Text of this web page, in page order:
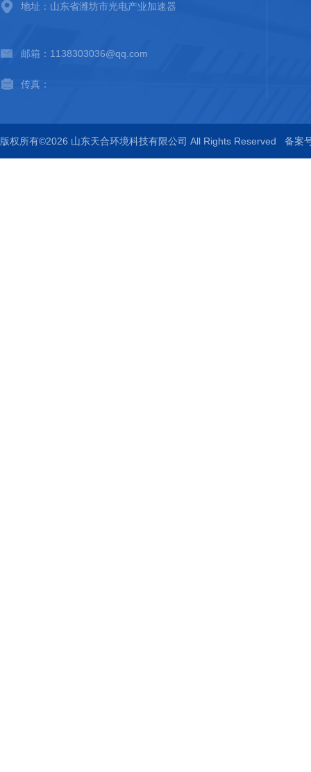
地址：山东省潍坊市光电产业加速器
邮箱：1138303036@qq.com
传真：
版权所有©2026 山东天合环境科技有限公司 All Rights Reserved 备案